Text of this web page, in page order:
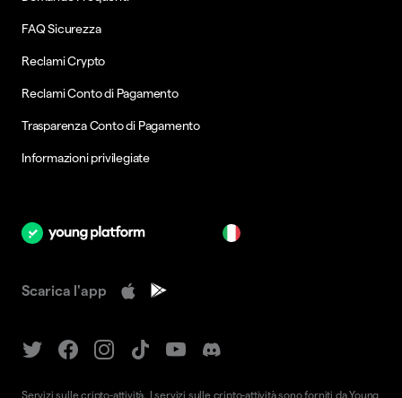
FAQ Sicurezza
Reclami Crypto
Reclami Conto di Pagamento
Trasparenza Conto di Pagamento
Informazioni privilegiate
Scarica l'app
Servizi sulle cripto-attività. I servizi sulle cripto-attività sono forniti da Young